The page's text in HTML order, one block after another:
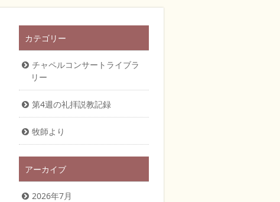
カテゴリー
チャペルコンサートライブラ
リー
第4週の礼拝説教記録
牧師より
アーカイブ
2026年7月